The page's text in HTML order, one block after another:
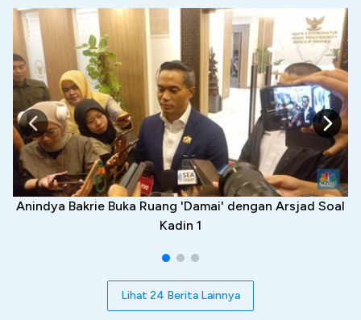
Anindya Bakrie Buka Ruang 'Damai' dengan Arsjad Soal
Kadin 1
Lihat 24 Berita Lainnya